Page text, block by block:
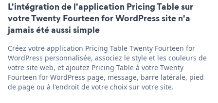
L'intégration de l'application Pricing Table sur
votre Twenty Fourteen for WordPress site n'a
jamais été aussi simple
Créez votre application Pricing Table Twenty Fourteen for
WordPress personnalisée, associez le style et les couleurs de
votre site web, et ajoutez Pricing Table à votre Twenty
Fourteen for WordPress page, message, barre latérale, pied
de page ou à l'endroit de votre choix sur votre site.